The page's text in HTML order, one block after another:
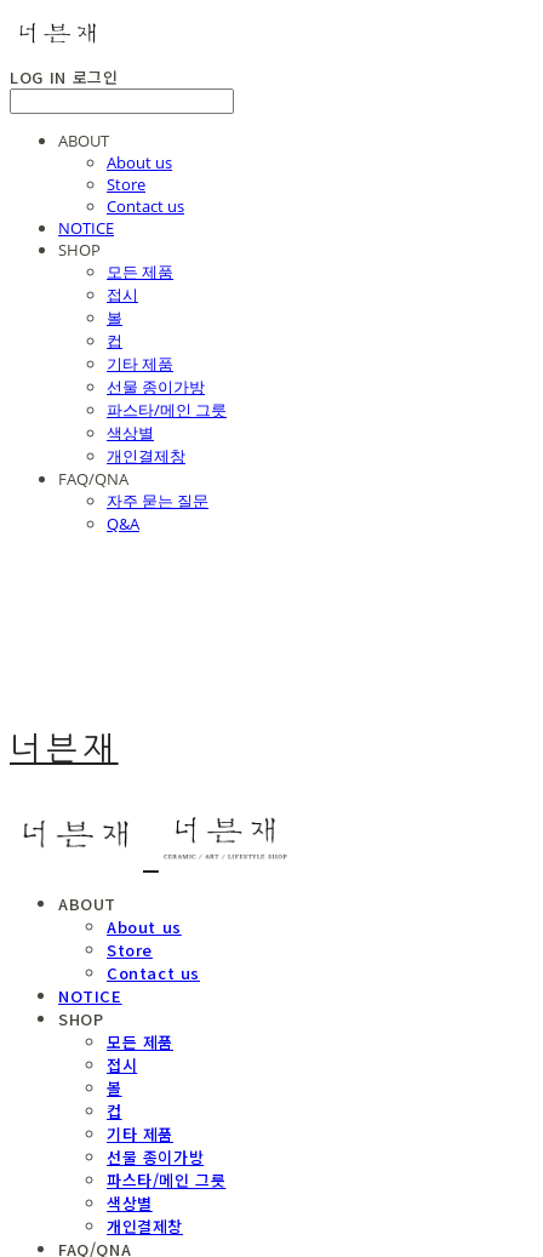
LOG IN 로그인
ABOUT
About us
Store
Contact us
NOTICE
SHOP
모든 제품
접시
볼
컵
기타 제품
선물 종이가방
파스타/메인 그릇
색상별
개인결제창
FAQ/QNA
자주 묻는 질문
Q&A
너븐재
ABOUT
About us
Store
Contact us
NOTICE
SHOP
모든 제품
접시
볼
컵
기타 제품
선물 종이가방
파스타/메인 그릇
색상별
개인결제창
FAQ/QNA